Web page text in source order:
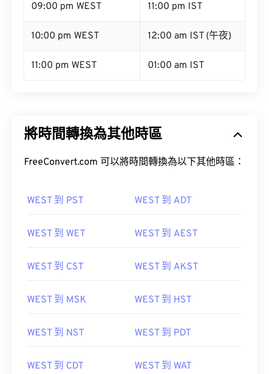
09:00 pm WEST 11:00 pm IST
10:00 pm WEST 12:00 am IST (午夜)
11:00 pm WEST 01:00 am IST
將時間轉換為其他時區
FreeConvert.com 可以將時間轉換為以下其他時區：
WEST 到 PST WEST 到 ADT
WEST 到 WET WEST 到 AEST
WEST 到 CST WEST 到 AKST
WEST 到 MSK WEST 到 HST
WEST 到 NST WEST 到 PDT
WEST 到 CDT WEST 到 WAT